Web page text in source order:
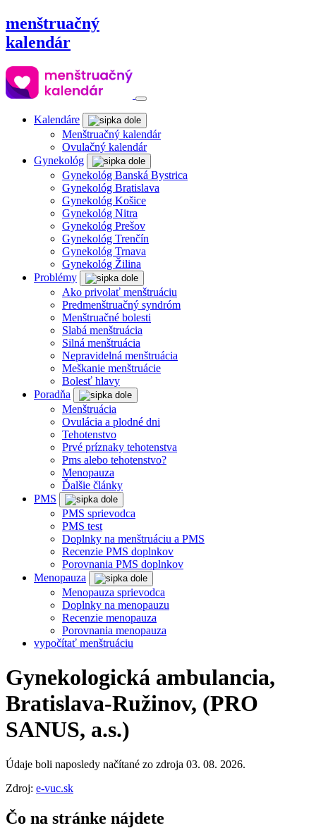
menštruačný
kalendár
Kalendáre
Menštruačný kalendár
Ovulačný kalendár
Gynekológ
Gynekológ Banská Bystrica
Gynekológ Bratislava
Gynekológ Košice
Gynekológ Nitra
Gynekológ Prešov
Gynekológ Trenčín
Gynekológ Trnava
Gynekológ Žilina
Problémy
Ako privolať menštruáciu
Predmenštruačný syndróm
Menštruačné bolesti
Slabá menštruácia
Silná menštruácia
Nepravidelná menštruácia
Meškanie menštruácie
Bolesť hlavy
Poradňa
Menštruácia
Ovulácia a plodné dni
Tehotenstvo
Prvé príznaky tehotenstva
Pms alebo tehotenstvo?
Menopauza
Ďalšie články
PMS
PMS sprievodca
PMS test
Doplnky na menštruáciu a PMS
Recenzie PMS doplnkov
Porovnania PMS doplnkov
Menopauza
Menopauza sprievodca
Doplnky na menopauzu
Recenzie menopauza
Porovnania menopauza
vypočítať menštruáciu
Gynekologická ambulancia,
Bratislava-Ružinov, (PRO
SANUS, a.s.)
Údaje boli naposledy načítané zo zdroja 03. 08. 2026.
Zdroj: e-vuc.sk
Čo na stránke nájdete